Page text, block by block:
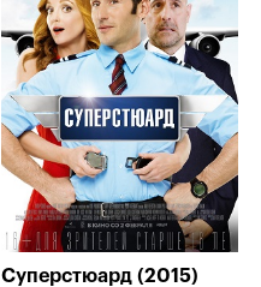
Суперстюард (2015)